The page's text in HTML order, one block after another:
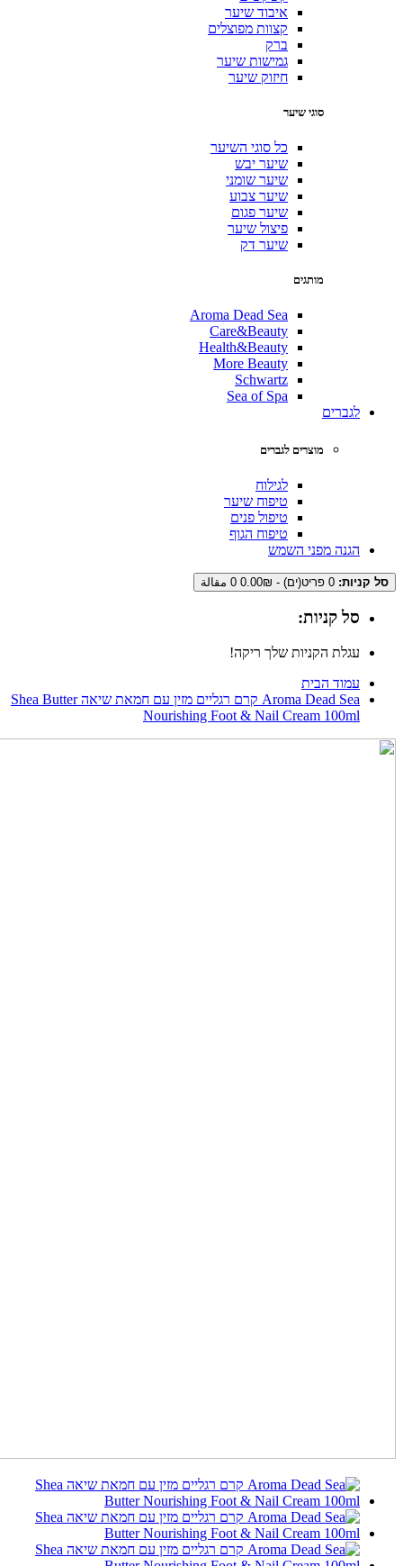
איבוד שיער
קצוות מפוצלים
ברק
גמישות שיער
חיזוק שיער
סוגי שיער
כל סוגי השיער
שיער יבש
שיער שומני
שיער צבוע
שיער פגום
פיצול שיער
שיער דק
מותגים
Aroma Dead Sea
Care&Beauty
Health&Beauty
More Beauty
Schwartz
Sea of Spa
לגברים
מוצרים לגברים
לגילוח
טיפוח שיער
טיפול פנים
טיפוח הגוף
הגנה מפני השמש
סל קניות: 0 פריט(ים) - 0.00₪ 0 مقالة
סל קניות:
עגלת הקניות שלך ריקה!
עמוד הבית
Aroma Dead Sea קרם רגליים מזין עם חמאת שיאה Shea Butter
Nourishing Foot & Nail Cream 100ml